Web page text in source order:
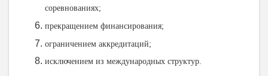
соревнованиях;
прекращением финансирования;
ограничением аккредитаций;
исключением из международных структур.